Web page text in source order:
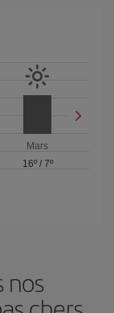
Mars
16º/ 7º
nos